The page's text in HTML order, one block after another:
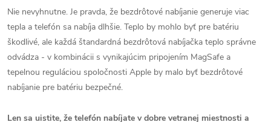
Nie nevyhnutne. Je pravda, že bezdrôtové nabíjanie generuje viac
tepla a telefón sa nabíja dlhšie. Teplo by mohlo byť pre batériu
škodlivé, ale každá štandardná bezdrôtová nabíjačka teplo správne
odvádza - v kombinácii s vynikajúcim pripojením MagSafe a
tepelnou reguláciou spoločnosti Apple by malo byť bezdrôtové
nabíjanie pre batériu bezpečné.
Len sa uistite, že telefón nabíjate v dobre vetranej miestnosti a